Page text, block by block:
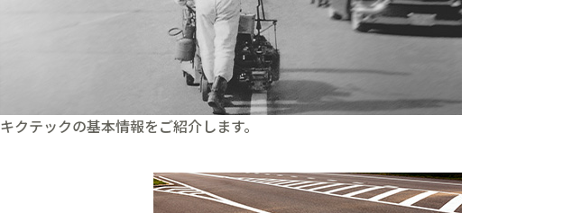
キクテックの基本情報をご紹介します。